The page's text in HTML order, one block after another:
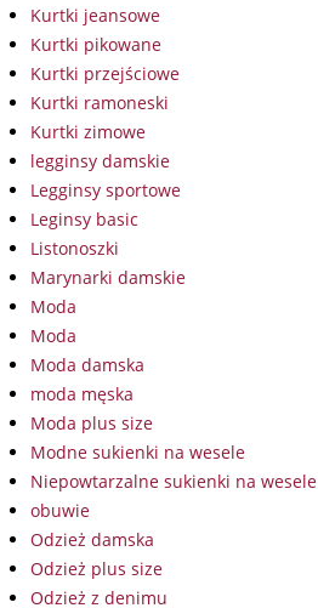
Kurtki jeansowe
Kurtki pikowane
Kurtki przejściowe
Kurtki ramoneski
Kurtki zimowe
legginsy damskie
Legginsy sportowe
Leginsy basic
Listonoszki
Marynarki damskie
Moda
Moda
Moda damska
moda męska
Moda plus size
Modne sukienki na wesele
Niepowtarzalne sukienki na wesele
obuwie
Odzież damska
Odzież plus size
Odzież z denimu